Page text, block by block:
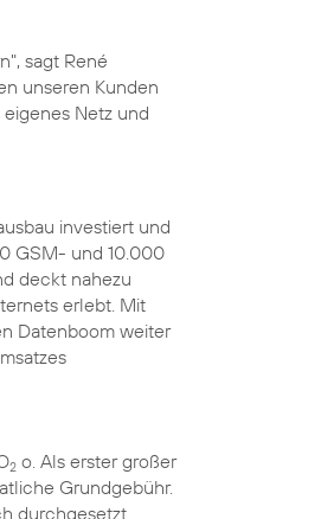
sagt René
unseren Kunden
Netz und
investiert und
GSM- und 10.000
deckt nahezu
erlebt. Mit
Datenboom weiter
2 o. Als erster großer
Grundgebühr.
durchgesetzt.